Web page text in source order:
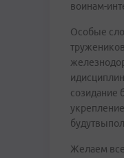
воинам-
Особые
созидание
Желаем